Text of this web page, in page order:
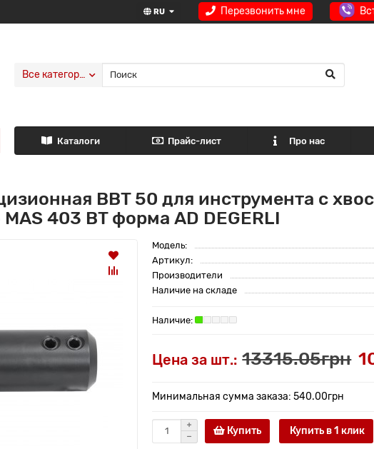
Перезвонить мне
RU
Все категории
Каталоги Прайс-лист Про нас
BBT 50 для инструмента с
403 BT форма AD DEGERLI
Модель:
Артикул:
Производители
Наличие на складе
Цена за шт.: 13315.05грн
Минимальная сумма заказа: 540.00грн
Купить Купить в 1 клик